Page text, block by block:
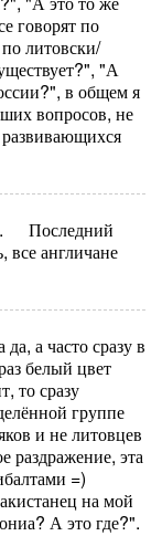
говорят по
литовски/
"А
в общем я
вопросов, не
Последний
англичане
да, а часто сразу в
белый цвет
то сразу
группе
и не литовцев
раздражение, эта
=)
на мой
А это где?".